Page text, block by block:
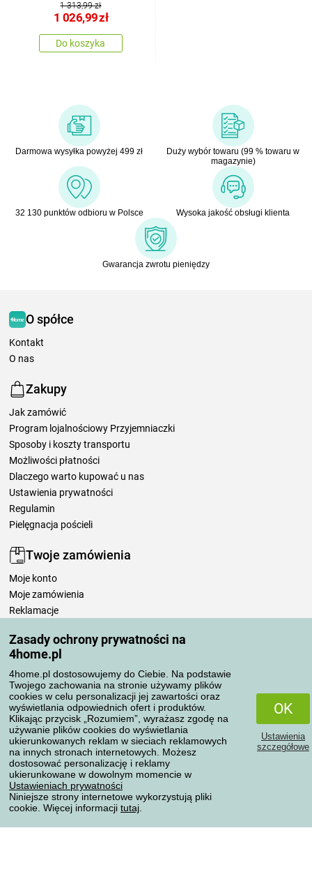
Zasady ochrony prywatności na
4home.pl
4home.pl dostosowujemy do Ciebie. Na podstawie
Twojego zachowania na stronie używamy plików
cookies w celu personalizacji jej zawartości oraz
wyświetlania odpowiednich ofert i produktów.
Klikając przycisk „Rozumiem”, wyrażasz zgodę na
używanie plików cookies do wyświetlania
ukierunkowanych reklam w sieciach reklamowych
na innych stronach internetowych. Możesz
dostosować personalizację i reklamy
ukierunkowane w dowolnym momencie w
Ustawieniach prywatności
Niniejsze strony internetowe wykorzystują pliki
cookie. Więcej informacji tutaj
OK
Ustawienia
szczegółowe
1 313,99 zł
1 026,99zł
Do koszyka
Darmowa wysyłka powyżej 499 zł
Duży wybór towaru (99 % towaru w
magazynie)
32 130 punktów odbioru w Polsce Wysoka jakość obsługi klienta
Gwarancja zwrotu pieniędzy
O spółce
Kontakt
O nas
Zakupy
Jak zamówić
Program lojalnościowy Przyjemniaczki
Sposoby i koszty transportu
Możliwości płatności
Dlaczego warto kupować u nas
Ustawienia prywatności
Regulamin
Pielęgnacja pościeli
Twoje zamówienia
Moje konto
Moje zamówienia
Reklamacje
Zasady przetwarzania recenzji
Sposoby transportu
Metody płatności
Niezawodny sklep